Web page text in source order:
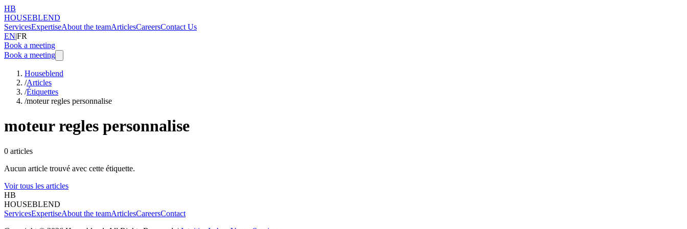
HB
HOUSEBLEND
ServicesExpertiseAbout the teamArticlesCareersContact Us
EN|FR
Book a meeting
Book a meeting
Houseblend
/Articles
/Étiquettes
/moteur regles personnalise
moteur regles personnalise
0 articles
Aucun article trouvé avec cette étiquette.
Voir tous les articles
HB
HOUSEBLEND
ServicesExpertiseAbout the teamArticlesCareersContact